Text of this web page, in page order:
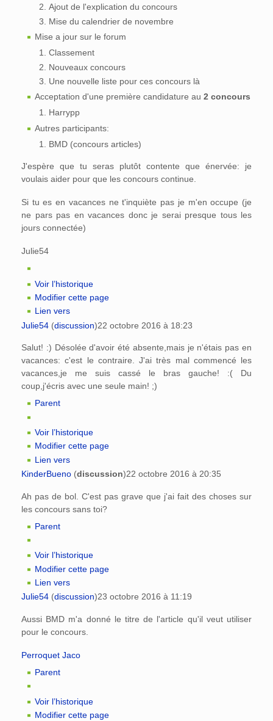
Ajout de l'explication du concours
Mise du calendrier de novembre
Mise a jour sur le forum
Classement
Nouveaux concours
Une nouvelle liste pour ces concours là
Acceptation d'une première candidature au2 concours
Harrypp
Autres participants:
BMD (concours articles)
J'espère que tu seras plutôt contente que énervée: je
voulais aider pour que les concours continue.
Si tu es en vacances ne t'inquiète pas je m'en occupe (je
ne pars pas en vacances donc je serai presque tous les
jours connectée)
Julie54
Voir l’historique
Modifier cette page
Lien vers
Julie54 (discussion)22 octobre 2016 à 18:23
Salut! :) Désolée d'avoir été absente,mais je n'étais pas en
vacances: c'est le contraire. J'ai très mal commencé les
vacances,je me suis cassé le bras gauche! :( Du
coup,j'écris avec une seule main! ;)
Parent
Voir l’historique
Modifier cette page
Lien vers
KinderBueno (discussion)22 octobre 2016 à 20:35
Ah pas de bol. C'est pas grave que j'ai fait des choses sur
les concours sans toi?
Parent
Voir l’historique
Modifier cette page
Lien vers
Julie54 (discussion)23 octobre 2016 à 11:19
Aussi BMD m'a donné le titre de l'article qu'il veut utiliser
pour le concours.
Perroquet Jaco
Parent
Voir l’historique
Modifier cette page